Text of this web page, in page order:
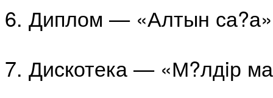
6. Диплом — «Алтын са?а»
7. Дискотека — «М?лдiр